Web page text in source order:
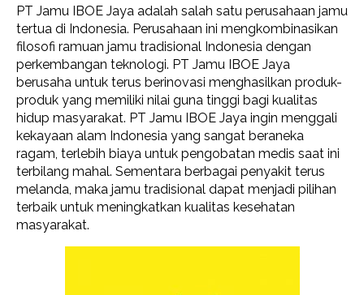
PT Jamu IBOE Jaya adalah salah satu perusahaan jamu
tertua di Indonesia. Perusahaan ini mengkombinasikan
filosofi ramuan jamu tradisional Indonesia dengan
perkembangan teknologi. PT Jamu IBOE Jaya
berusaha untuk terus berinovasi menghasilkan produk-
produk yang memiliki nilai guna tinggi bagi kualitas
hidup masyarakat. PT Jamu IBOE Jaya ingin menggali
kekayaan alam Indonesia yang sangat beraneka
ragam, terlebih biaya untuk pengobatan medis saat ini
terbilang mahal. Sementara berbagai penyakit terus
melanda, maka jamu tradisional dapat menjadi pilihan
terbaik untuk meningkatkan kualitas kesehatan
masyarakat.